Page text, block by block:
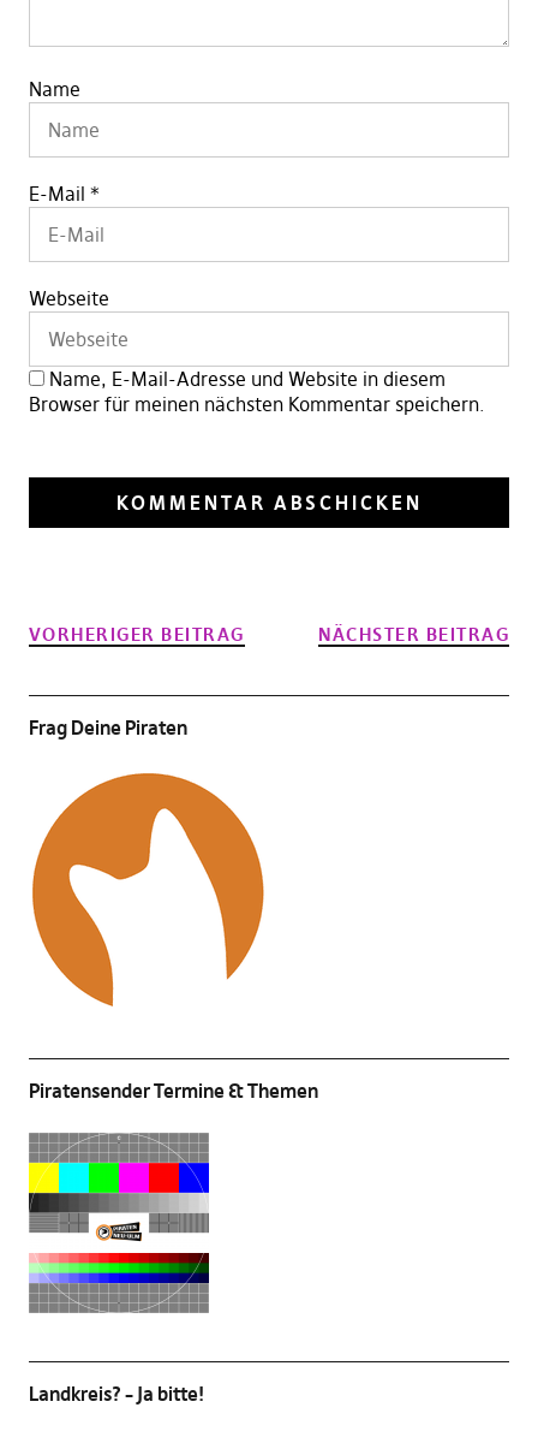
Name
E-Mail *
Webseite
Name, E-Mail-Adresse und Website in diesem
Browser für meinen nächsten Kommentar speichern.
VORHERIGER BEITRAG NÄCHSTER BEITRAG
Frag Deine Piraten
Piratensender Termine & Themen
Landkreis? – Ja bitte!